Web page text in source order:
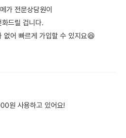
가 전문상담원이
드릴 겁니다.
없어 빠르게 가입할 수 있지요😆
원 사용하고 있어요!